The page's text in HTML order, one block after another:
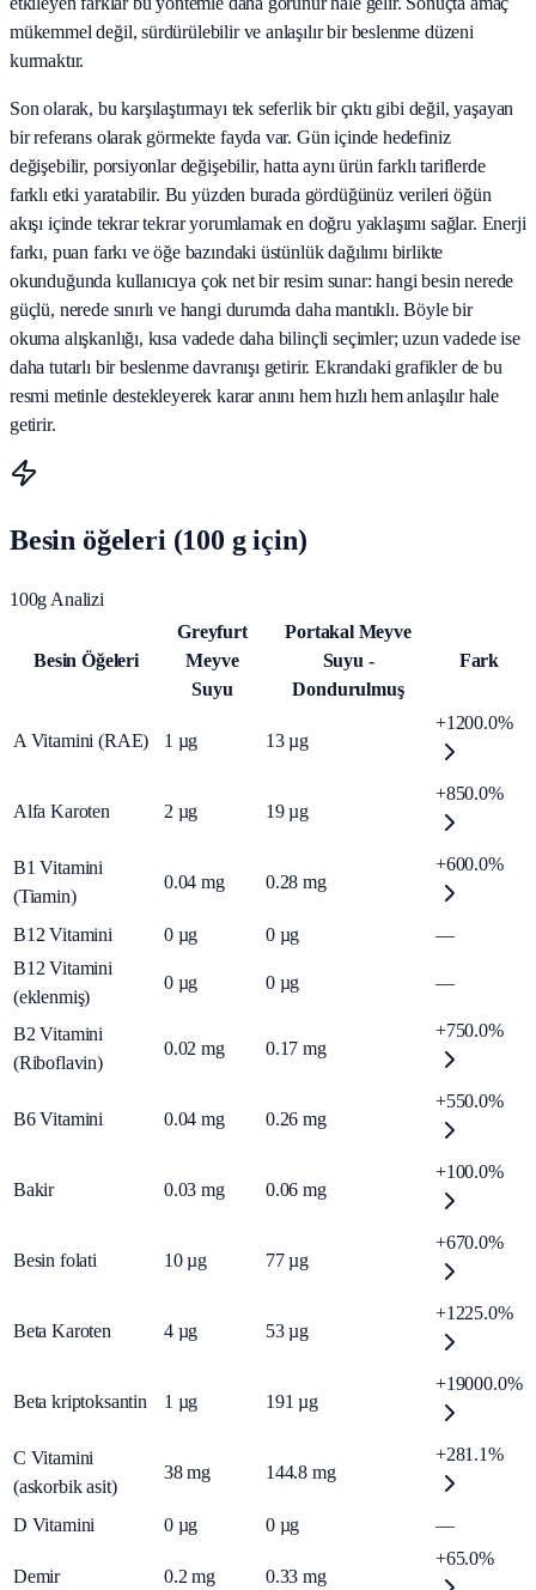
mükemmel değil, sürdürülebilir ve anlaşılır bir beslenme düzeni
kurmaktır.
Son olarak, bu karşılaştırmayı tek seferlik bir çıktı gibi değil, yaşayan
bir referans olarak görmekte fayda var. Gün içinde hedefiniz
değişebilir, porsiyonlar değişebilir, hatta aynı ürün farklı tariflerde
farklı etki yaratabilir. Bu yüzden burada gördüğünüz verileri öğün
akışı içinde tekrar tekrar yorumlamak en doğru yaklaşımı sağlar. Enerji
farkı, puan farkı ve öğe bazındaki üstünlük dağılımı birlikte
okunduğunda kullanıcıya çok net bir resim sunar: hangi besin nerede
güçlü, nerede sınırlı ve hangi durumda daha mantıklı. Böyle bir
okuma alışkanlığı, kısa vadede daha bilinçli seçimler; uzun vadede ise
daha tutarlı bir beslenme davranışı getirir. Ekrandaki grafikler de bu
resmi metinle destekleyerek karar anını hem hızlı hem anlaşılır hale
getirir.
Besin öğeleri (100 g için)
100g Analizi
Besin Öğeleri
Greyfurt
Meyve
Suyu
Portakal Meyve
Suyu -
Dondurulmuş
Fark
A Vitamini (RAE) 1 µg 13 µg
+1200.0%
Alfa Karoten 2 µg 19 µg
+850.0%
B1 Vitamini
(Tiamin)
0.04 mg 0.28 mg
+600.0%
B12 Vitamini 0 µg 0 µg
—
B12 Vitamini
(eklenmiş)
0 µg 0 µg —
B2 Vitamini
(Riboflavin)
0.02 mg 0.17 mg
+750.0%
B6 Vitamini 0.04 mg 0.26 mg
+550.0%
Bakir 0.03 mg 0.06 mg
+100.0%
Besin folati 10 µg 77 µg
+670.0%
Beta Karoten 4 µg 53 µg
+1225.0%
Beta kriptoksantin 1 µg 191 µg
+19000.0%
C Vitamini
(askorbik asit)
38 mg 144.8 mg
+281.1%
D Vitamini 0 µg 0 µg —
Demir 0.2 mg 0.33 mg
+65.0%